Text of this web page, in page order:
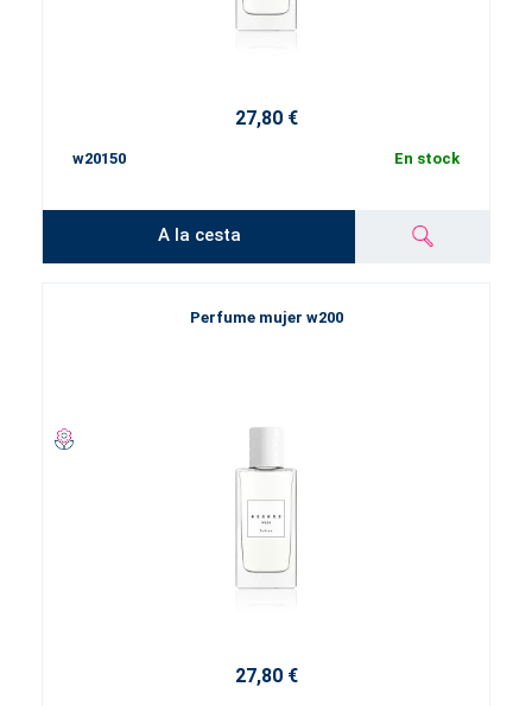
27,80 €
w20150 En stock
A la cesta
Perfume mujer w200
27,80 €